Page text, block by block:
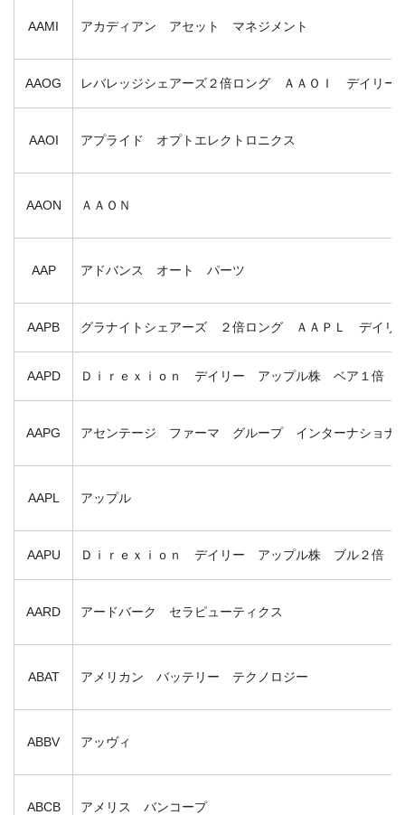
AAMI アカディアン アセット マネジメント
AAOG レバレッジシェアーズ２倍ロング ＡＡＯＩ デイリ
AAOI アプライド オプトエレクトロニクス
AAON ＡＡＯＮ
AAP アドバンス オート パーツ
AAPB グラナイトシェアーズ ２倍ロング ＡＡＰＬ デイリ
AAPD Ｄｉｒｅｘｉｏｎ デイリー アップル株 ベア１倍
AAPG アセンテージ ファーマ グループ インターナショナ
AAPL アップル
AAPU Ｄｉｒｅｘｉｏｎ デイリー アップル株 ブル２倍
AARD アードバーク セラピューティクス
ABAT アメリカン バッテリー テクノロジー
ABBV アッヴィ
ABCB アメリス バンコープ